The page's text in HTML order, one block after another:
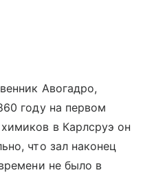
Авогадро,
году на первом
в Карлсруэ он
что зал наконец
не было в